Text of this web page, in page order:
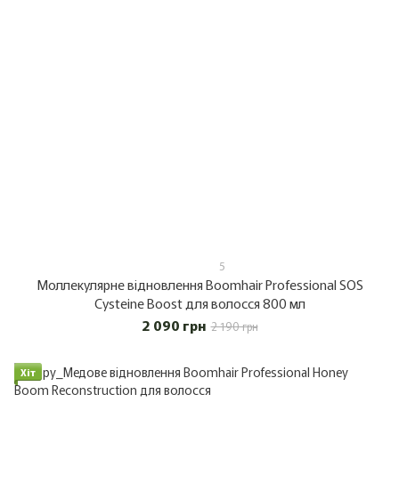
5
Моллекулярне відновлення Boomhair Professional SOS
Cysteine Boost для волосся 800 мл
2 090 грн 2 190 грн
Хіт